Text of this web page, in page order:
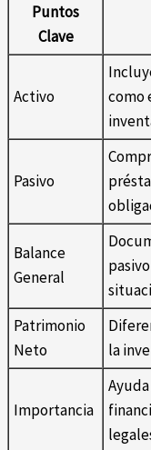
Puntos
Clave
Activo
como
Pasivo
Balance
General
Patrimonio
Neto
la
Importancia